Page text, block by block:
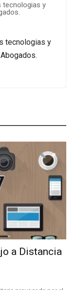
tecnologias y
tecnologias y
a Distancia